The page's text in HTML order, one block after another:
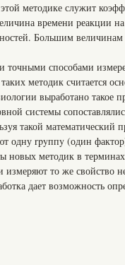
методике служит
времени реакции
Большим
точными способами
методик считается
выработано такое
системы
такой математический
одну rpyппy (один
новых методик в
то же свойство
дает возможность